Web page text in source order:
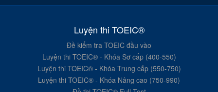
Luyện thi TOEIC®
Đề kiểm tra TOEIC đầu vào
Luyện thi TOEIC® - Khóa Sơ cấp (400-550)
Luyện thi TOEIC® - Khóa Trung cấp (550-750)
Luyện thi TOEIC® - Khóa Nâng cao (750-990)